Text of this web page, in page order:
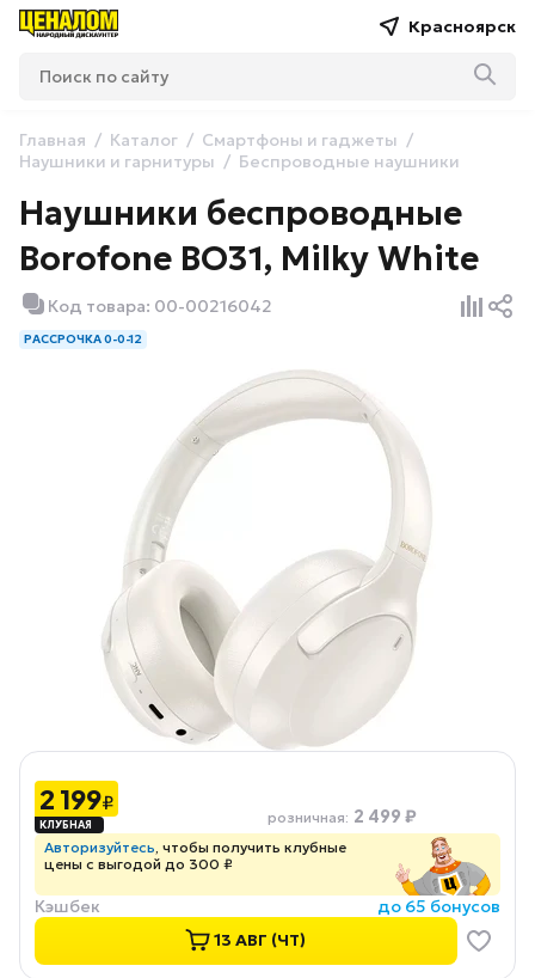
Красноярск
Главная Каталог
Смартфоны и гаджеты
Наушники и гарнитуры
Беспроводные наушники
Наушники беспроводные
Borofone BO31, Milky White
Код товара: 00-00216042
РАССРОЧКА 0-0-12
2 199₽
розничная: 2 499 ₽
Авторизуйтесь, чтобы получить клубные
цены с выгодой до 300 ₽
Кэшбек
до 65 бонусов
13 АВГ (ЧТ)